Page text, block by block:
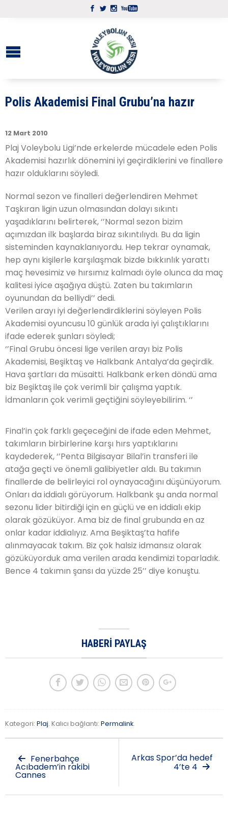
Polis Akademisi Final Grubu’na hazır
12 Mart 2010
Plaj Voleybolu Ligi’nde erkelerde mücadele eden Polis
Akademisi hazırlık dönemini iyi geçirdiklerini ve finallere
hazır olduklarını söyledi.
Normal sezon ve finalleri değerlendiren Mehmet
Taşkıran ligin uzun olmasından dolayı sıkıntı
yaşadıklarını belirterek, ‘’Normal sezon bizim
açımızdan ilk başlarda biraz sıkıntılıydı. Bu da ligin
sisteminden kaynaklanıyordu. Hep tekrar oynamak,
hep aynı kişilerle karşılaşmak bizde bıkkınlık yarattı
maç hevesimiz ve hırsımız kalmadı öyle olunca da maç
kalitesi iyice aşağıya düştü. Zaten bu takımların
oyunundan da belliydi’’ dedi.
Verilen arayı iyi değerlendirdiklerini söyleyen Polis
Akademisi oyuncusu 10 günlük arada iyi çalıştıklarını
ifade ederek şunları söyledi;
‘’Final Grubu öncesi lige verilen arayı biz Polis
Akademisi, Beşiktaş ve Halkbank Antalya’da geçirdik.
Hava şartları da müsaitti. Halkbank erken döndü ama
biz Beşiktaş ile çok verimli bir çalışma yaptık.
İdmanların çok verimli geçtiğini söyleyebilirim. ‘’
Final’in çok farklı geçeceğini de ifade eden Mehmet,
takımların birbirlerine karşı hırs yaptıklarını
kaydederek, ‘’Penta Bilgisayar Bilal’in transferi ile
atağa geçti ve önemli galibiyetler aldı. Bu takımın
finallerde de belirleyici rol oynayacağını düşünüyorum.
Onları da iddialı görüyorum. Halkbank şu anda normal
sezonu lider bitirdiği için en güçlü ve en iddialı ekip
olarak gözüküyor. Ama biz de final grubunda en az
onlar kadar iddialıyız. Ama Beşiktaş’ta hafife
alınmayacak takım. Biz çok halsiz idmansız olarak
gözüküyorduk ama verilen arada kendimizi toparladık.
Bence 4 takımın şansı da yüzde 25’’ diye konuştu.
HABERI PAYLAŞ
Kategori: Plaj. Kalıcı bağlantı: Permalink.
Fenerbahçe
Acıbadem’in rakibi
Cannes
Arkas Spor’da hedef
4’te 4